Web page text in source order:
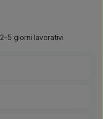
2-5 giorni lavorativi